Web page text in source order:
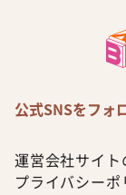
公式SNSをフォ
運営会社サイト
プライバシーポ